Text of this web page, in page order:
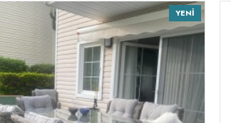
YENI